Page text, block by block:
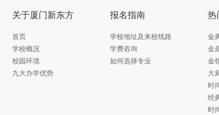
关于厦门新东方
首页
学校概况
校园环境
九大办学优势
报名指南
学校地址及来校线路
学费咨询
如何选择专业
热
金
金
金
大
时
经
时